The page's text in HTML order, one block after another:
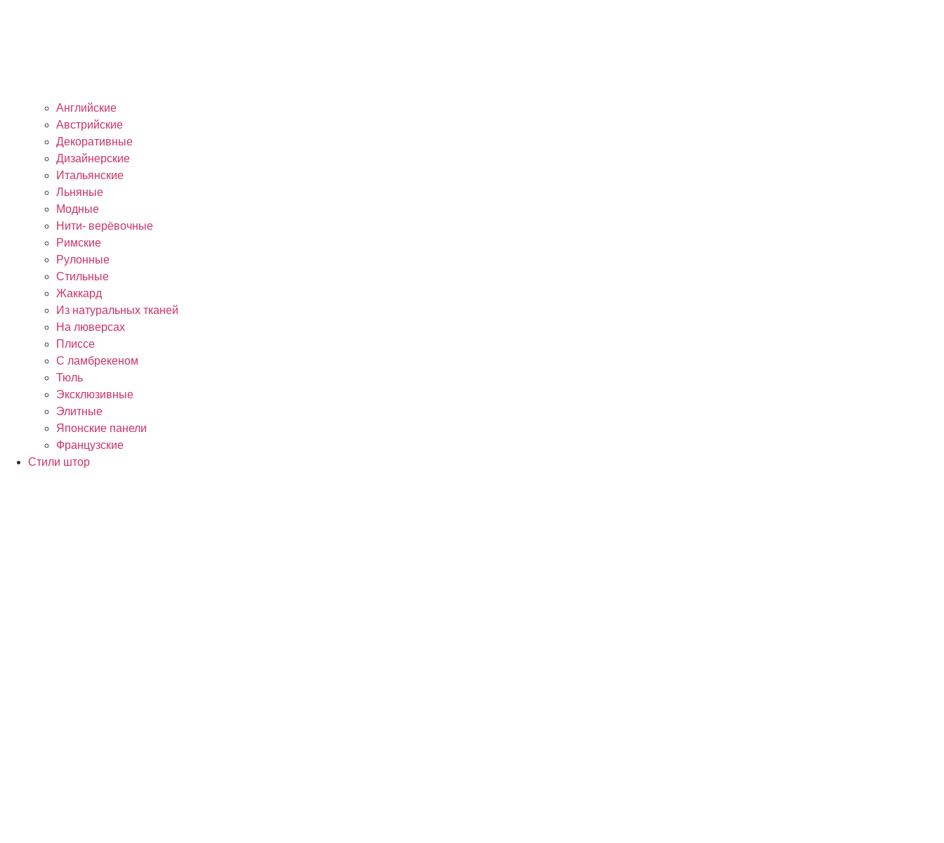
Английские
Австрийские
Декоративные
Дизайнерские
Итальянские
Льняные
Модные
Нити- верёвочные
Римские
Рулонные
Стильные
Жаккард
Из натуральных тканей
На люверсах
Плиссе
С ламбрекеном
Тюль
Эксклюзивные
Элитные
Японские панели
Французские
Стили штор